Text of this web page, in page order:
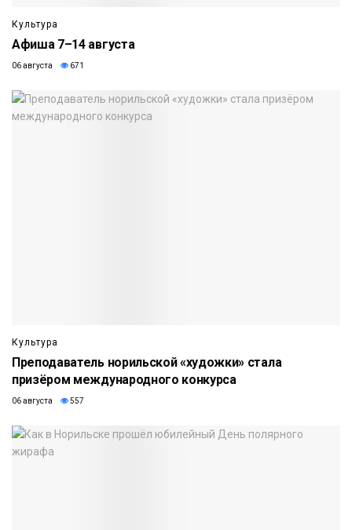
Культура
Афиша 7–14 августа
06 августа 671
Культура
Преподаватель норильской «художки» стала
призёром международного конкурса
06 августа 557